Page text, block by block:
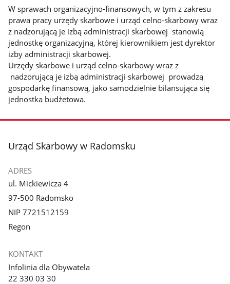
W sprawach organizacyjno-finansowych, w tym z zakresu
prawa pracy urzędy skarbowe i urząd celno-skarbowy wraz
z nadzorującą je izbą administracji skarbowej stanowią
jednostkę organizacyjną, której kierownikiem jest dyrektor
izby administracji skarbowej.
Urzędy skarbowe i urząd celno-skarbowy wraz z
nadzorującą je izbą administracji skarbowej prowadzą
gospodarkę finansową, jako samodzielnie bilansująca się
jednostka budżetowa.
stopka
Urząd Skarbowy w Radomsku
ADRES
ul. Mickiewicza 4
97-500 Radomsko
NIP 7721512159
Regon
KONTAKT
Infolinia dla Obywatela
22 330 03 30